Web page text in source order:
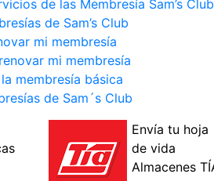
de las Membresía Sam’s Club
de Sam’s Club
mi membresía
mi membresía
membresía básica
de Sam´s Club